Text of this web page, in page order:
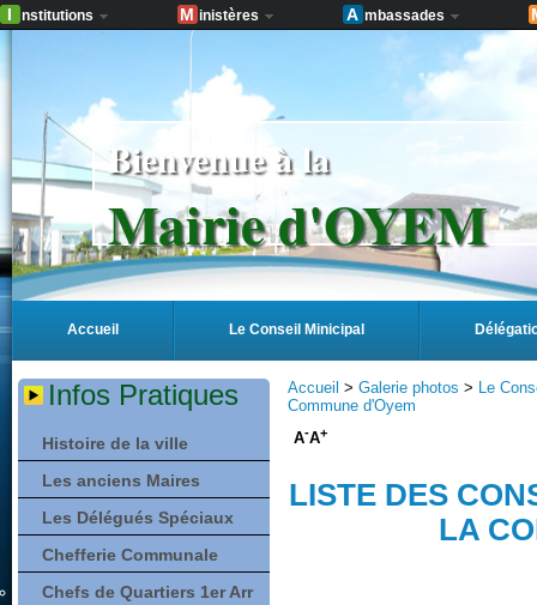
I nstitutions M inistères A mbassades
Bienvenue à la
Mairie d'OYEM
Accueil Le Conseil Minicipal
Infos Pratiques
Histoire de la ville
Les anciens Maires
Les Délégués Spéciaux
Chefferie Communale
Chefs de Quartiers 1er Arr
Accueil > Galerie photos > Le
Commune d'Oyem
A-A+
LISTE DES
LA